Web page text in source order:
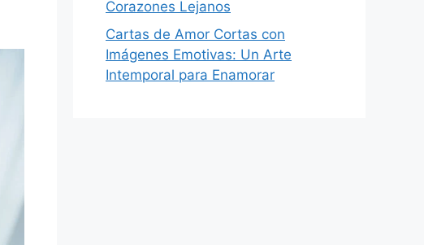
Corazones Lejanos
Cartas de Amor Cortas con
Imágenes Emotivas: Un Arte
Intemporal para Enamorar